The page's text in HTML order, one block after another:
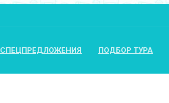
СПЕЦПРЕДЛОЖЕНИЯ ПОДБОР ТУРА